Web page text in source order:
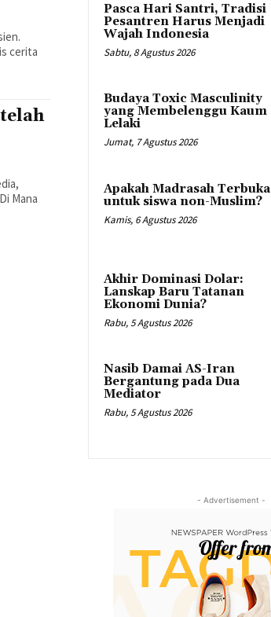
cerita
Mana
Pasca Hari Santri, Tradisi
Pesantren Harus Menjadi
Wajah Indonesia
Sabtu, 8 Agustus 2026
Budaya Toxic Masculinity
yang Membelenggu Kaum
Lelaki
Jumat, 7 Agustus 2026
Apakah Madrasah Terbuka
untuk siswa non-Muslim?
Kamis, 6 Agustus 2026
Akhir Dominasi Dolar:
Lanskap Baru Tatanan
Ekonomi Dunia?
Rabu, 5 Agustus 2026
Nasib Damai AS-Iran
Bergantung pada Dua
Mediator
Rabu, 5 Agustus 2026
- Advertisement -